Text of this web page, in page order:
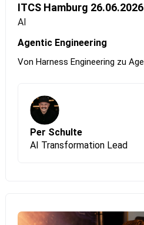
ITCS Hamburg 26.06.2026
AI
Agentic Engineering
Von Harness Engineering zu
Per Schulte
AI Transformation Lead